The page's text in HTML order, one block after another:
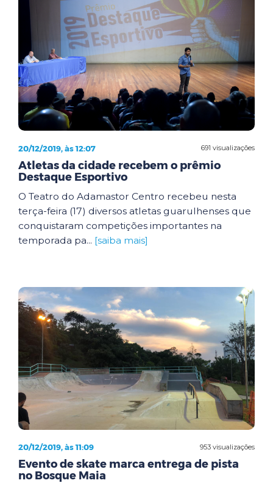
691 visualizações
20/12/2019, às 12:07
Atletas da cidade recebem o prêmio
Destaque Esportivo
O Teatro do Adamastor Centro recebeu nesta
terça-feira (17) diversos atletas guarulhenses que
conquistaram competições importantes na
temporada pa... [saiba mais]
953 visualizações
20/12/2019, às 11:09
Evento de skate marca entrega de pista
no Bosque Maia